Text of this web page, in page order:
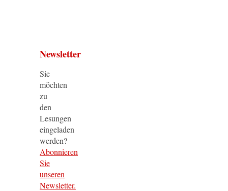
Newsletter
Sie
möchten
zu
den
Lesungen
eingeladen
werden?
Abonnieren
Sie
unseren
Newsletter.